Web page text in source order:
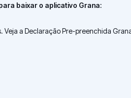
baixar o aplicativo Grana: